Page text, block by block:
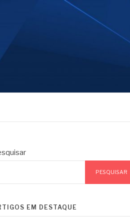
PESQUISAR
EM DESTAQUE